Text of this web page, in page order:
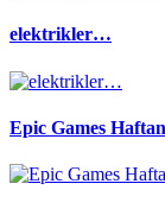
elektrikler…
Epic Games